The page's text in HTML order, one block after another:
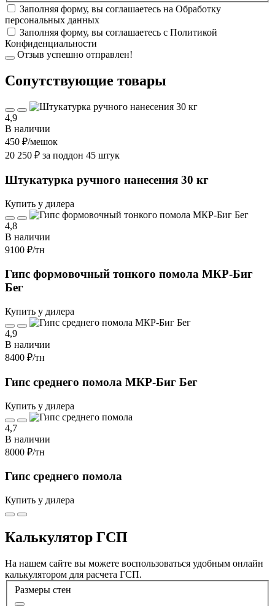
Заполняя форму, вы соглашаетесь на Обработку
персональных данных
Заполняя форму, вы соглашаетесь с Политикой
Конфиденциальности
Отзыв успешно отправлен!
Cопутствующие товары
4,9
В наличии
450 ₽/мешок
20 250 ₽ за поддон 45 штук
Штукатурка ручного нанесения 30 кг
Купить у дилера
4,8
В наличии
9100 ₽/тн
Гипс формовочный тонкого помола МКР-Биг
Бег
Купить у дилера
4,9
В наличии
8400 ₽/тн
Гипс среднего помола МКР-Биг Бег
Купить у дилера
4,7
В наличии
8000 ₽/тн
Гипс среднего помола
Купить у дилера
Калькулятор ГСП
На нашем сайте вы можете воспользоваться удобным онлайн
калькулятором для расчета ГСП.
Размеры стен